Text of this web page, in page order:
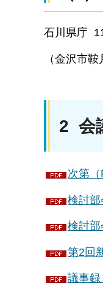
石川県庁
（金沢市鞍
2 会
次第（
検討部
検討部
第2回
議事録